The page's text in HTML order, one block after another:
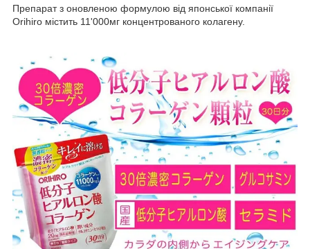
Препарат з оновленою формулою від японської компанії
Orihiro містить 11'000мг концентрованого колагену.